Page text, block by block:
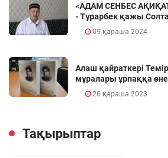
«АДАМ СЕНБЕС
- Тұрарбек қажы
09 қараша 2024
Алаш қайраткері
мұралары ұрпаққа
26 қараша 2023
Тақырыптар